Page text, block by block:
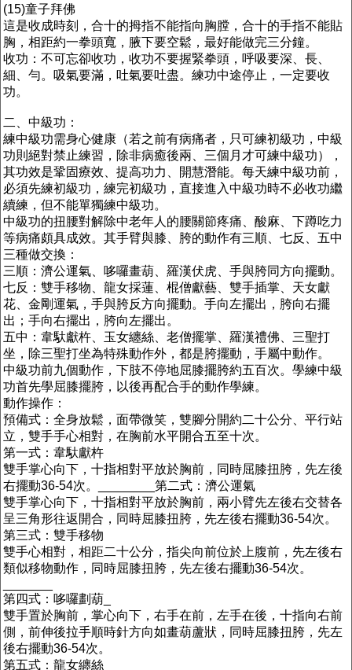
(15)童子拜佛
這是收成時刻，合十的拇指不能指向胸膛，合十的手指不能貼
胸，相距約一拳頭寬，腋下要空鬆，最好能做完三分鐘。
收功：不可忘卻收功，收功不要握緊拳頭，呼吸要深、長、
細、勻。吸氣要滿，吐氣要吐盡。練功中途停止，一定要收
功。
二、中級功：
練中級功需身心健康（若之前有病痛者，只可練初級功，中級
功則絕對禁止練習，除非病癒後兩、三個月才可練中級功），
其功效是鞏固療效、提高功力、開慧潛能。每天練中級功前，
必須先練初級功，練完初級功，直接進入中級功時不必收功繼
續練，但不能單獨練中級功。
中級功的扭腰對解除中老年人的腰關節疼痛、酸麻、下蹲吃力
等病痛頗具成效。其手臂與膝、胯的動作有三順、七反、五中
三種做交換：
三順：濟公運氣、哆囉畫葫、羅漢伏虎、手與胯同方向擺動。
七反：雙手移物、龍女採蓮、棍僧獻藝、雙手插掌、天女獻
花、金剛運氣，手與胯反方向擺動。手向左擺出，胯向右擺
出；手向右擺出，胯向左擺出。
五中：韋馱獻杵、玉女纏絲、老僧擺掌、羅漢禮佛、三聖打
坐，除三聖打坐為特殊動作外，都是胯擺動，手屬中動作。
中級功前九個動作，下肢不停地屈膝擺胯約五百次。學練中級
功首先學屈膝擺胯，以後再配合手的動作學練。
動作操作：
預備式：全身放鬆，面帶微笑，雙腳分開約二十公分、平行站
立，雙手手心相對，在胸前水平開合五至十次。
第一式：韋馱獻杵
雙手掌心向下，十指相對平放於胸前，同時屈膝扭胯，先左後
右擺動36-54次。________第二式：濟公運氣
雙手掌心向下，十指相對平放於胸前，兩小臂先左後右交替各
呈三角形往返開合，同時屈膝扭胯，先左後右擺動36-54次。
第三式：雙手移物
雙手心相對，相距二十公分，指尖向前位於上腹前，先左後右
類似移物動作，同時屈膝扭胯，先左後右擺動36-54次。
第四式：哆囉劃葫_
雙手置於胸前，掌心向下，右手在前，左手在後，十指向右前
側，前伸後拉手順時針方向如畫葫蘆狀，同時屈膝扭胯，先左
後右擺動36-54次。
第五式：龍女纏絲